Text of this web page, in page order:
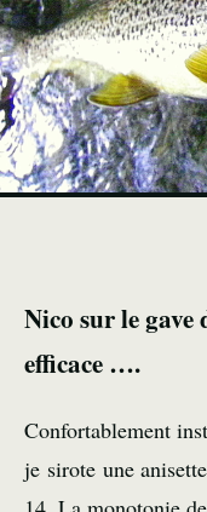
Nico sur le
efficace ….
Confortablement
je sirote une